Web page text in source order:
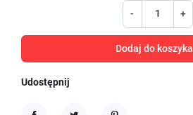
- +
Dodaj do koszyka
Udostępnij